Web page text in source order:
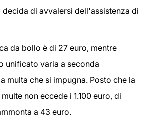
di avvalersi dell'assistenza di
da bollo è di 27 euro, mentre
unificato varia a seconda
multa che si impugna. Posto che la
non eccede i 1.100 euro, di
a 43 euro.